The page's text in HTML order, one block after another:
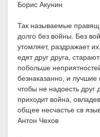
Борис Акунин
Так называемые
долго без войны. Без
утомляет, раздражает
едят друг друга,
побольше
безнаказанно, и лучшие
чтобы не надоесть
приходит война,
общее несчастье св
Антон Чехов